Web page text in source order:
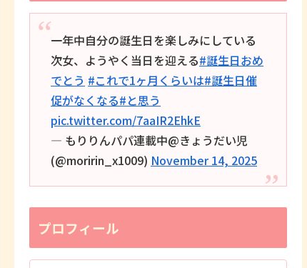
一年中自分の誕生日を楽しみにしている
次女、ようやく当日を迎える#誕生日おめ
でとう #これで1ヶ月くらいは#誕生日催
促がなくなる#と思う
pic.twitter.com/7aaIR2EhkE
— もりりんパパ連載中@きょうだい児
(@moririn_x1009) November 14, 2025
プロフィール